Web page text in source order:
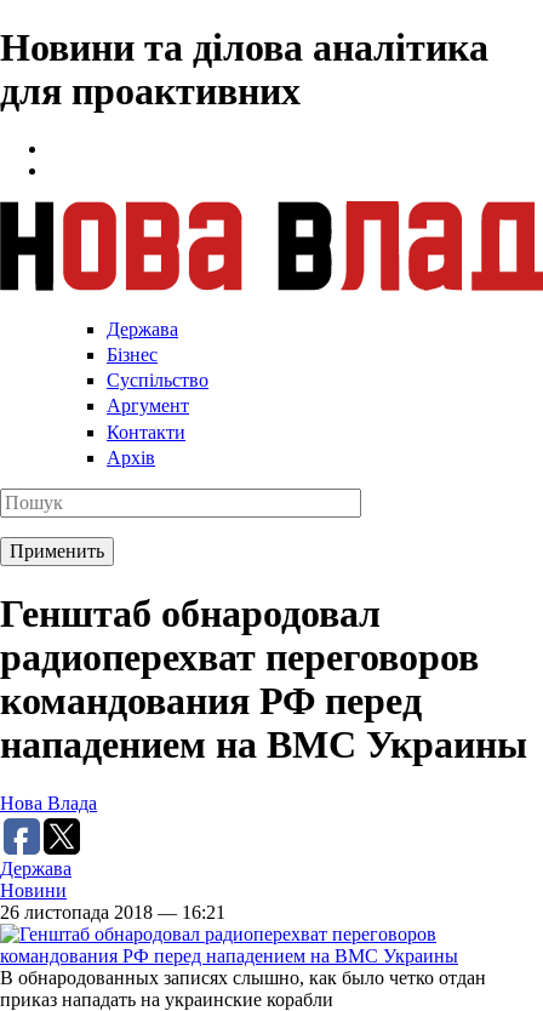
Новини та ділова аналітика
для проактивних
Держава
Бізнес
Суспільство
Аргумент
Контакти
Архів
Генштаб обнародовал
радиоперехват переговоров
командования РФ перед
нападением на ВМС Украины
Нова Влада
Держава
Новини
26 листопада 2018 — 16:21
В обнародованных записях слышно, как было четко отдан
приказ нападать на украинские корабли